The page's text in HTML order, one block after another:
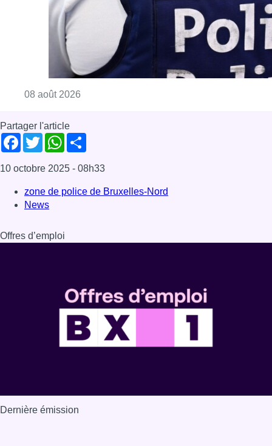
08 août 2026
Partager l'article
Facebook
TwitterWhatsApp
10 octobre 2025 - 08h33
zone de police de Bruxelles-Nord
News
Offres d’emploi
Dernière émission